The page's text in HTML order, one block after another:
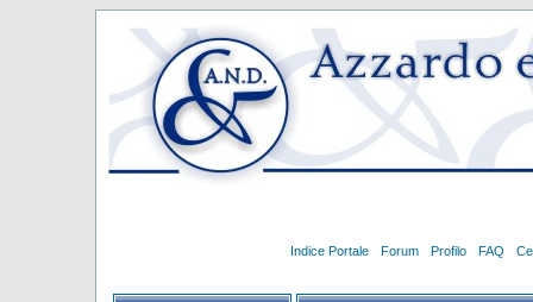
Indice Portale Forum Profilo FAQ